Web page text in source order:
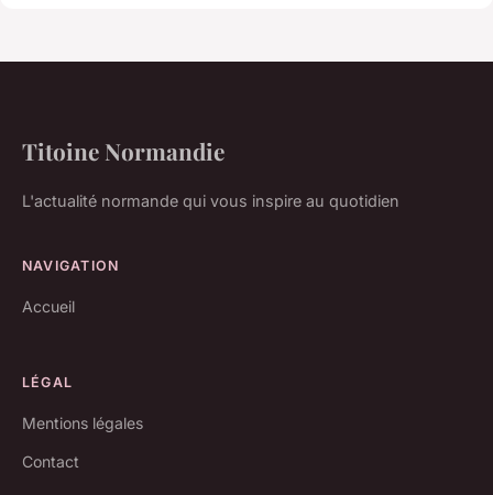
Titoine Normandie
L'actualité normande qui vous inspire au quotidien
NAVIGATION
Accueil
LÉGAL
Mentions légales
Contact